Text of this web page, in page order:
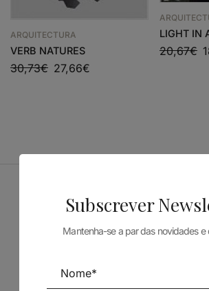
ARQUITECTURA
VERB NATURES
30,73€ 27,66€
LIGHT IN
20,67€
Patrocinadores
Subscrever
Mantenha-se a par das novidades e